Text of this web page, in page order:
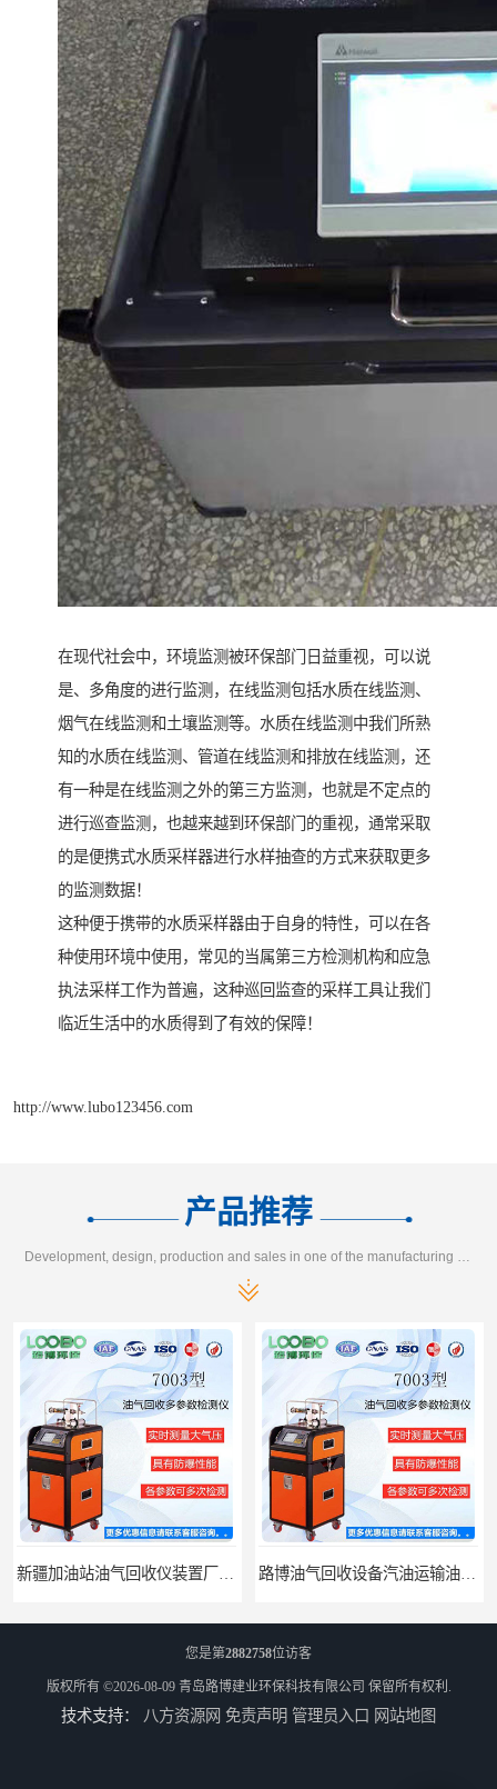
在现代社会中，环境监测被环保部门日益重视，可以说
是、多角度的进行监测，在线监测包括水质在线监测、
烟气在线监测和土壤监测等。水质在线监测中我们所熟
知的水质在线监测、管道在线监测和排放在线监测，还
有一种是在线监测之外的第三方监测，也就是不定点的
进行巡查监测，也越来越到环保部门的重视，通常采取
的是便携式水质采样器进行水样抽查的方式来获取更多
的监测数据！
这种便于携带的水质采样器由于自身的特性，可以在各
种使用环境中使用，常见的当属第三方检测机构和应急
执法采样工作为普遍，这种巡回监查的采样工具让我们
临近生活中的水质得到了有效的保障！
http://www.lubo123456.com
产品推荐
您是第2882758位访客
版权所有 ©2026-08-09 青岛路博建业环保科技有限公司 保留所有权利.
技术支持： 八方资源网 免责声明 管理员入口 网站地图